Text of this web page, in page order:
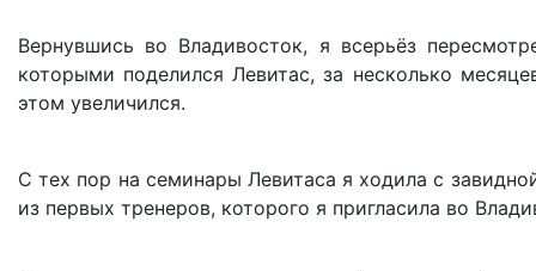
Вернувшись во Владивосток, я всерьёз
которыми поделился Левитас, за несколько
этом увеличился.
С тех пор на семинары Левитаса я ходила с
из первых тренеров, которого я пригласила во